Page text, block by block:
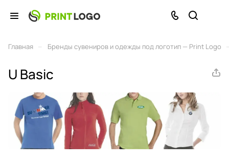
Главная Бренды сувениров и одежды под логотип — Print Logo
U Basic